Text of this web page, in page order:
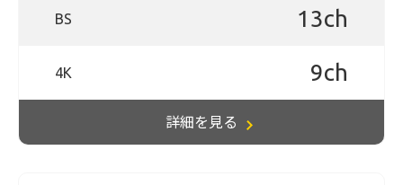
BS 13ch
4K 9ch
詳細を見る